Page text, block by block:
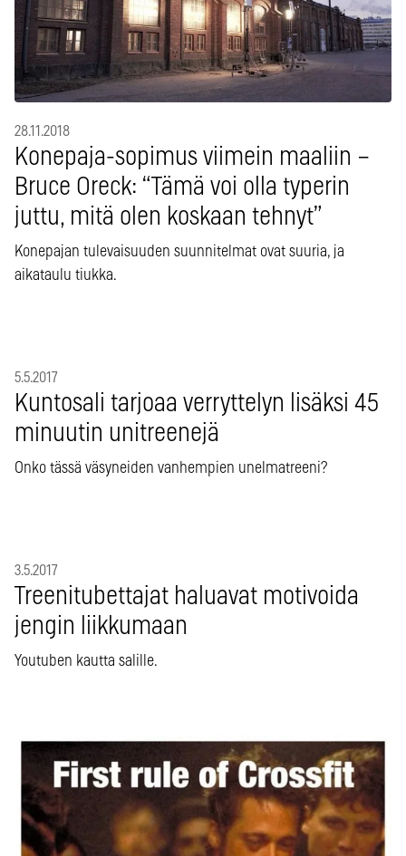
28.11.2018
Konepaja-sopimus viimein maaliin –
Bruce Oreck: “Tämä voi olla typerin
juttu, mitä olen koskaan tehnyt”
Konepajan tulevaisuuden suunnitelmat ovat suuria, ja
aikataulu tiukka.
5.5.2017
Kuntosali tarjoaa verryttelyn lisäksi 45
minuutin unitreenejä
Onko tässä väsyneiden vanhempien unelmatreeni?
3.5.2017
Treenitubettajat haluavat motivoida
jengin liikkumaan
Youtuben kautta salille.